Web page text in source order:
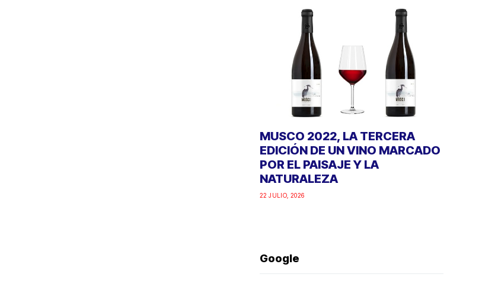
MUSCO 2022, LA TERCERA
EDICIÓN DE UN VINO MARCADO
POR EL PAISAJE Y LA
NATURALEZA
22 JULIO, 2026
Google